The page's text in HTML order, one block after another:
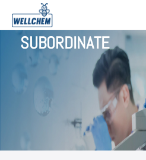
SUBORDINATE